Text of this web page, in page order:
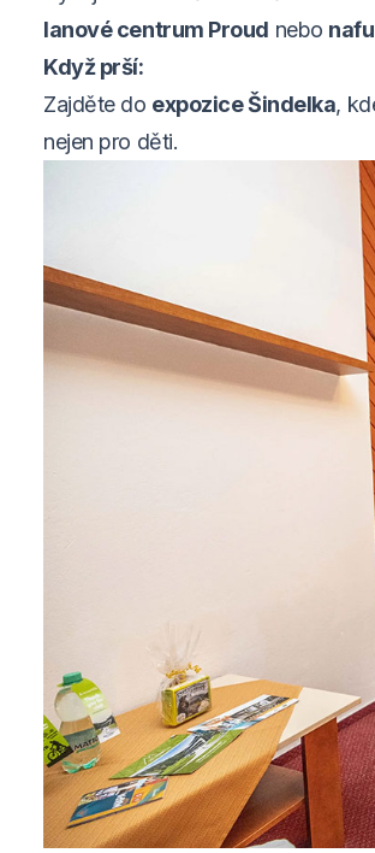
lanové centrum Proud nebo
Když prší:
Zajděte do expozice Šindelka,
nejen pro děti.